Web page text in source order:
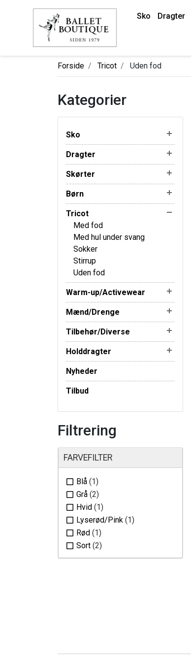
Sko Dragter
Forside Tricot Uden fod
Kategorier
Sko
Dragter
Skørter
Børn
Tricot
Med fod
Med hul under svang
Sokker
Stirrup
Uden fod
Warm-up/Activewear
Mænd/Drenge
Tilbehør/Diverse
Holddragter
Nyheder
Tilbud
Filtrering
FARVEFILTER
Blå (1)
Grå (2)
Hvid (1)
Lyserød/Pink (1)
Rød (1)
Sort (2)